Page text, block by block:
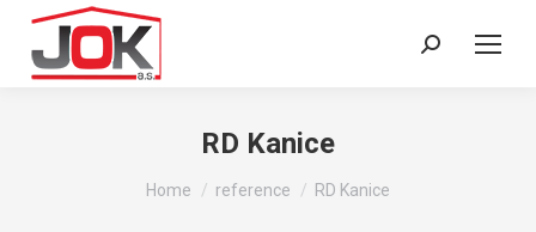
Search:
RD Kanice
You are here:
Home reference RD Kanice